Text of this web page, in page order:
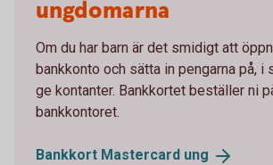
ungdomarna
Om du har barn är det smidigt att
bankkonto och sätta in pengarna på, i
ge kontanter. Bankkortet beställer ni
bankkontoret.
Bankkort Mastercard ung